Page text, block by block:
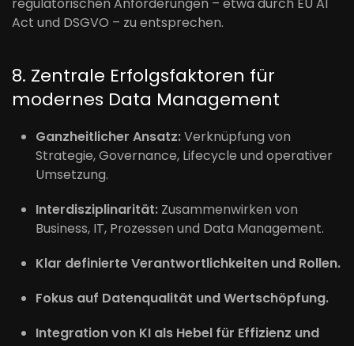
Act und DSGVO – zu entsprechen.
8. Zentrale Erfolgsfaktoren für
modernes Data Management
Ganzheitlicher Ansatz:Verknüpfung von
Strategie, Governance, Lifecycle und operativer
Umsetzung.
Interdisziplinarität: Zusammenwirken von
Business, IT, Prozessen und Data Management.
Klar definierte Verantwortlichkeiten und Rollen.
Fokus auf Datenqualität und Wertschöpfung.
Integration von KI als Hebel für Effizienz und